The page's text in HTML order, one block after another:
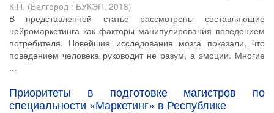
К.П. (Белгород : БУКЭП, 2018)
В представленной статье рассмотрены составляющие
нейромаркетинга как факторы манипулирования поведением
потребителя. Новейшие исследования мозга показали, что
поведением человека руководит не разум, а эмоции. Многие
...
Приоритеты в подготовке магистров по
специальности «Маркетинг» в Республике